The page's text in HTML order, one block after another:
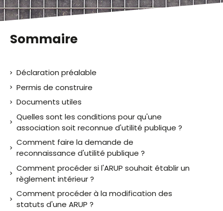
Sommaire
Déclaration préalable
Permis de construire
Documents utiles
Quelles sont les conditions pour qu'une
association soit reconnue d'utilité publique ?
Comment faire la demande de
reconnaissance d'utilité publique ?
Comment procéder si l'ARUP souhait établir un
règlement intérieur ?
Comment procéder à la modification des
statuts d'une ARUP ?